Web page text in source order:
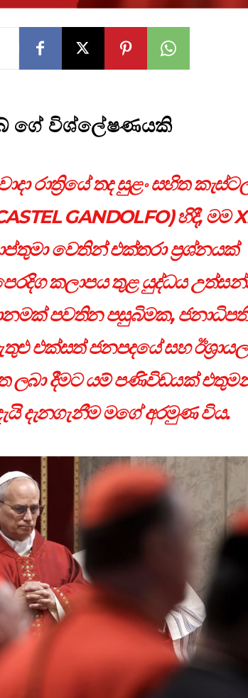
ගේ විශ්ලේෂණයකි
රාත්‍රියේ තද සුළං සහිත
GANDOLFO) හිදී, මම
වෙතින් එක්තරා ප්‍රශ්නයක්
කලාපය තුළ යුද්ධය
පවතින පසුබිමක, ජනාධිපති
එක්සත් ජනපදයේ සහ
ලබා දීමට යම් පණිවිඩයක්
දැනගැනීම මගේ අරමුණ විය.